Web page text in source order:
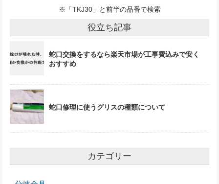
※「TKJ30」と前半の品番で検索
役立ち記事
蛇口交換をするなら楽天市場が工事費込みで安く
おすすめ
蛇口修理に使うグリスの種類について
カテゴリー